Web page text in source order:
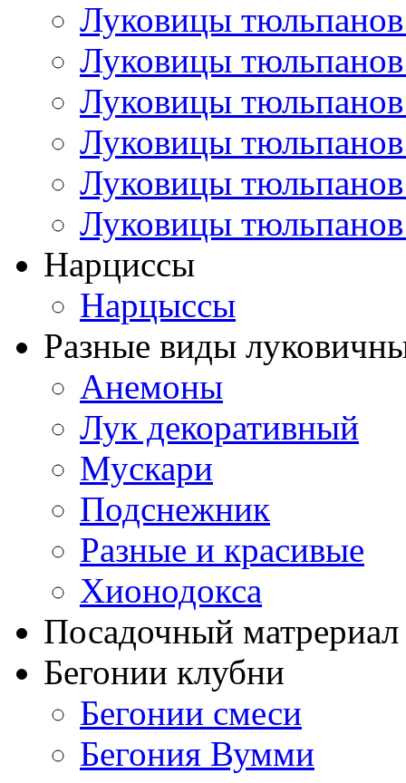
Луковицы
Луковицы
Луковицы
Луковицы
Луковицы
Луковицы
Нарциссы
Нарцыссы
Разные виды
Анемоны
Лук декоративный
Мускари
Подснежник
Разные и красивые
Хионодокса
Посадочный матрериал
Бегонии клубни
Бегонии смеси
Бегония Вумми